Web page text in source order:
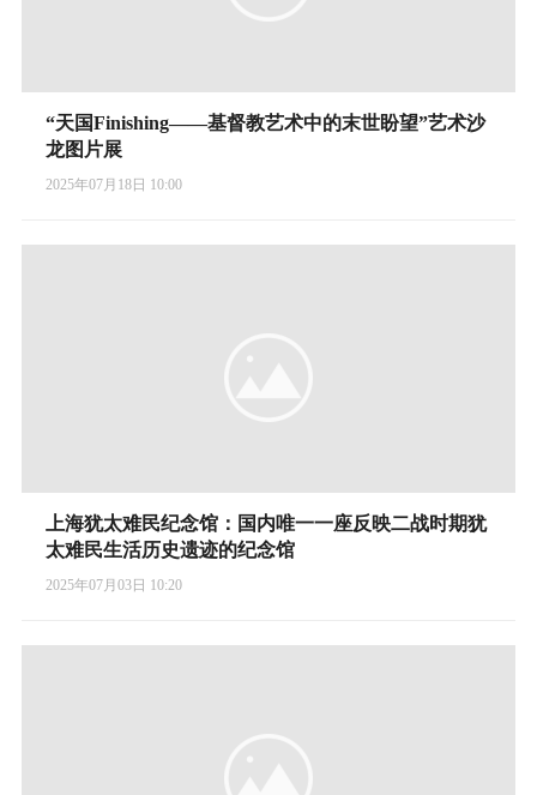
“天国Finishing——基督教艺术中的末世盼望”艺术沙
龙图片展
2025年07月18日 10:00
上海犹太难民纪念馆：国内唯一一座反映二战时期犹
太难民生活历史遗迹的纪念馆
2025年07月03日 10:20